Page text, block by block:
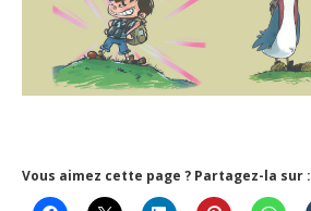
Vous aimez cette page ? Partagez-la sur :